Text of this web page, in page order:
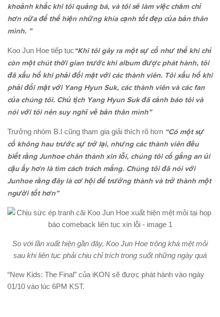
khoảnh khắc khi tôi quảng bá, và tôi sẽ làm việc chăm chỉ
hơn nữa để thể hiện những khía cạnh tốt đẹp của bản thân
mình. ”
Koo Jun Hoe tiếp tục“Khi tôi gây ra một sự cố như thế khi chỉ
còn một chút thời gian trước khi album được phát hành, tôi
đã xấu hổ khi phải đối mặt với các thành viên. Tôi xấu hổ khi
phải đối mặt với Yang Hyun Suk, các thành viên và các fan
của chúng tôi. Chủ tịch Yang Hyun Suk đã cảnh báo tôi và
nói với tôi nên suy nghĩ về bản thân mình”
Trưởng nhóm B.I cũng tham gia giải thích rõ hơn “Có một sự
cố không hau trước sự trở lại, nhưng các thành viên đều
biết rằng Junhoe chân thành xin lỗi, chúng tôi cố gắng an ủi
cậu ấy hơn là tìm cách trách mắng. Chúng tôi đã nói với
Junhoe rằng đây là cơ hội để trưởng thành và trở thành một
người tốt hơn”
So với lần xuất hiện gần đây, Koo Jun Hoe trông khá mệt mỏi
sau khi liên tục phải chịu chỉ trích trong suốt những ngày quá
“New Kids: The Final” của iKON sẽ được phát hành vào ngày
01/10 vào lúc 6PM KST.